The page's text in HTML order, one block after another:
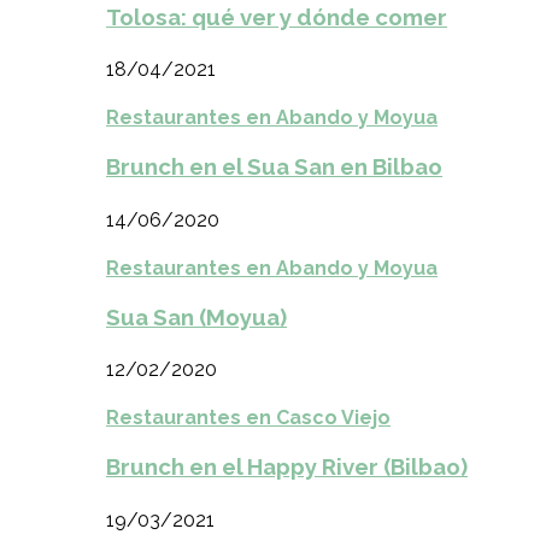
Tolosa: qué ver y dónde comer
18/04/2021
Restaurantes en Abando y Moyua
Brunch en el Sua San en Bilbao
14/06/2020
Restaurantes en Abando y Moyua
Sua San (Moyua)
12/02/2020
Restaurantes en Casco Viejo
Brunch en el Happy River (Bilbao)
19/03/2021